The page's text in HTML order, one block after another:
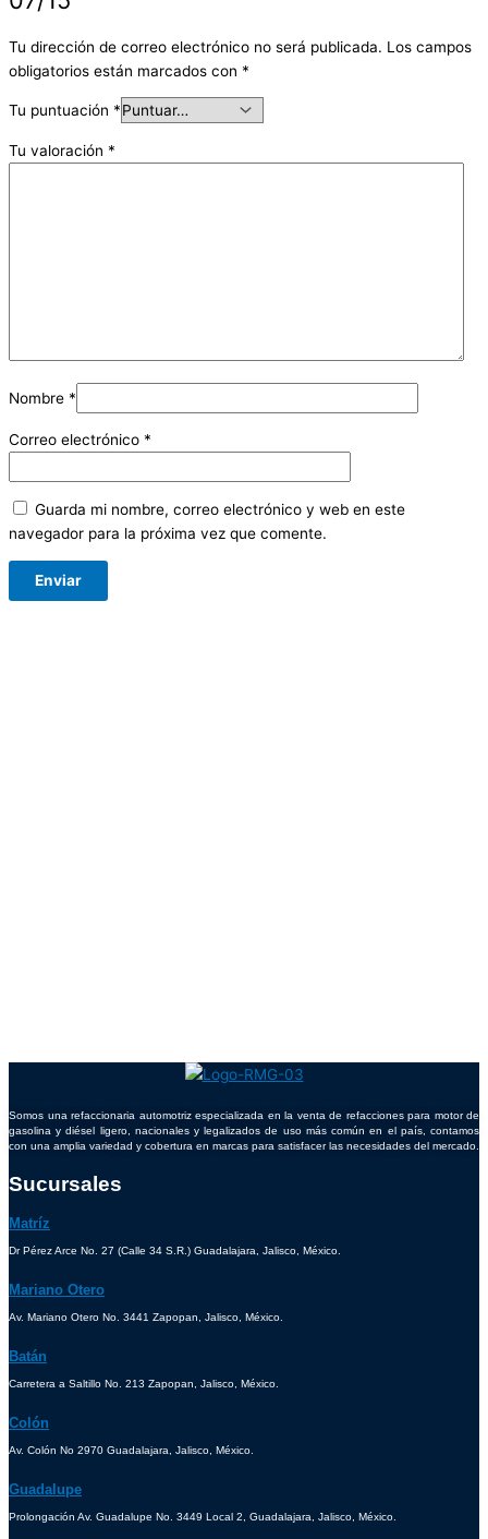
Tu dirección de correo electrónico no será publicada. Los campos
obligatorios están marcados con *
Tu puntuación *
Tu valoración *
Nombre *
Correo electrónico *
Guarda mi nombre, correo electrónico y web en este
navegador para la próxima vez que comente.
Somos una refaccionaria automotriz especializada en la venta de refacciones para motor de
gasolina y diésel ligero, nacionales y legalizados de uso más común en el país, contamos
con una amplia variedad y cobertura en marcas para satisfacer las necesidades del mercado.
Sucursales
Matríz
Dr Pérez Arce No. 27 (Calle 34 S.R.) Guadalajara, Jalisco, México.
Mariano Otero
Av. Mariano Otero No. 3441 Zapopan, Jalisco, México.
Batán
Carretera a Saltillo No. 213 Zapopan, Jalisco, México.
Colón
Av. Colón No 2970 Guadalajara, Jalisco, México.
Guadalupe
Prolongación Av. Guadalupe No. 3449 Local 2, Guadalajara, Jalisco, México.